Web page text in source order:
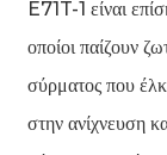
E71T-1 είναι
οποίοι παίζουν
σύρματος που
στην ανίχνευση